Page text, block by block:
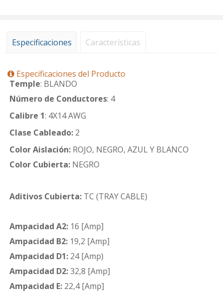
Especificaciones Características
Especificaciones del Producto
Temple: BLANDO
Número de Conductores: 4
Calibre 1: 4X14 AWG
Clase Cableado: 2
Color Aislación: ROJO, NEGRO, AZUL Y BLANCO
Color Cubierta: NEGRO
Aditivos Cubierta: TC (TRAY CABLE)
Ampacidad A2: 16 [Amp]
Ampacidad B2: 19,2 [Amp]
Ampacidad D1: 24 [Amp)
Ampacidad D2:32,8 [Amp]
Ampacidad E: 22,4 [Amp]